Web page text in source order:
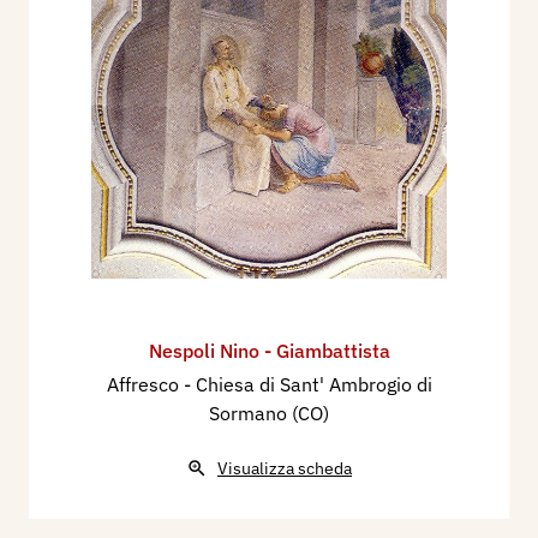
Nespoli Nino - Giambattista
Affresco - Chiesa di Sant' Ambrogio di
Sormano (CO)
Visualizza scheda